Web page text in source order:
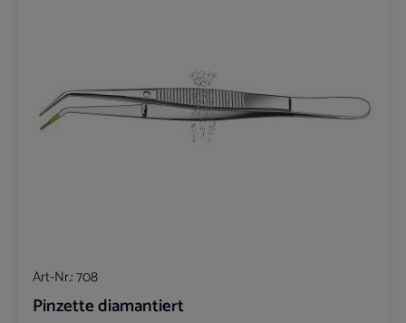
Art-Nr.:708
Pinzette diamantiert